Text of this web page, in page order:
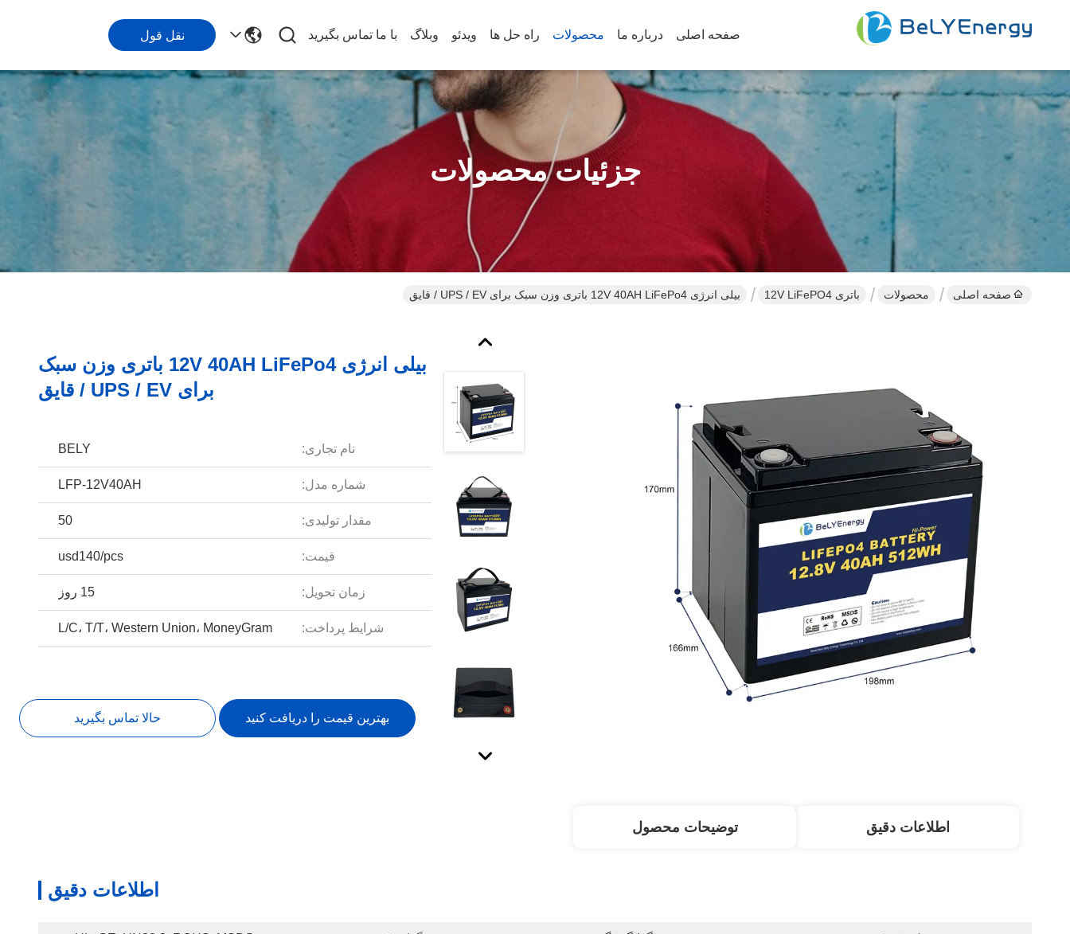
صفحه اصلی درباره ما محصولات راه حل ها ویدئو وبلاگ با ما تماس بگیرید نقل قول
جزئیات محصولات
صفحه اصلی محصولات باتری 12V LiFePO4 بیلی انرژی 12V 40AH LiFePo4 باتری وزن سبک برای UPS / EV / قایق
بیلی انرژی 12V 40AH LiFePo4 باتری وزن سبک
برای UPS / EV / قایق
نام تجاری: BELY
شماره مدل: LFP-12V40AH
مقدار تولیدی: 50
قیمت: usd140/pcs
زمان تحویل: 15 روز
شرایط پرداخت: L/C، T/T، Western Union، MoneyGram
بهترین قیمت را دریافت کنید حالا تماس بگیرید
اطلاعات دقیق توضیحات محصول
اطلاعات دقیق